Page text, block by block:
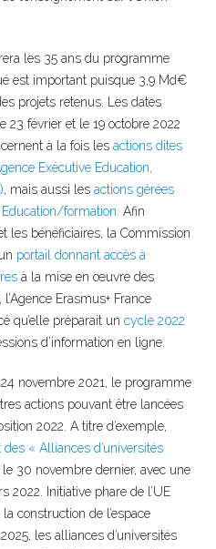
les 35 ans du programme
est important puisque 3,9 Md€
projets retenus. Les dates
23 février et le 19 octobre 2022
à la fois les actions dites
Exécutive Education,
, mais aussi les actions gérées
Education/formation . Afin
les bénéficiaires, la Commission
portail donnant accès à
à la mise en œuvre des
Erasmus+ France
qu’elle préparait un cycle 2022
d’information en ligne.
novembre 2021, le programme
actions pouvant être lancées
2022. A titre d’exemple,
« Alliances d’universités
30 novembre dernier, avec une
2022. Initiative phare de l’UE
construction de l’espace
les alliances d’universités